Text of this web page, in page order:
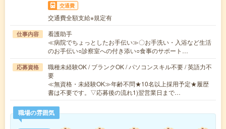
交通費
交通費全額支給※規定有
仕事内容
看護助手
≪病院でちょっとしたお手伝い≫〇お手洗い・入浴など生活
のお手伝い○診察室への付き添い○食事のサポート…
応募資格
職種未経験OK / ブランクOK / パソコンスキル不要 / 英語力不
要
≪無資格・未経験OK≫年齢不問★10名以上採用予定★履歴
書は不要です。▽応募後の流れ1)翌営業日まで…
職場の雰囲気